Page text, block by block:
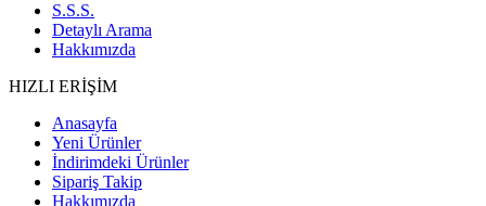
S.S.S.
Detaylı Arama
Hakkımızda
HIZLI ERİŞİM
Anasayfa
Yeni Ürünler
İndirimdeki Ürünler
Sipariş Takip
Hakkımızda